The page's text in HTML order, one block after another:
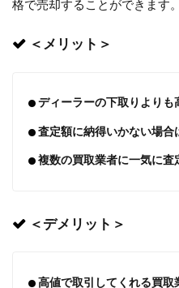
格で売却することができます。
＜メリット＞
ディーラーの下取りよりも
査定額に納得いかない場合
複数の買取業者に一気に査
＜デメリット＞
高値で取引してくれる買